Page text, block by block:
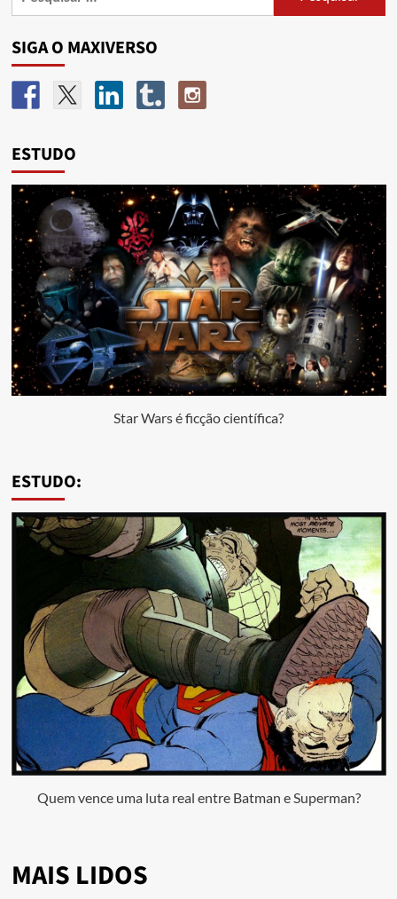
SIGA O MAXIVERSO
ESTUDO
Star Wars é ficção científica?
ESTUDO:
Quem vence uma luta real entre Batman e Superman?
MAIS LIDOS